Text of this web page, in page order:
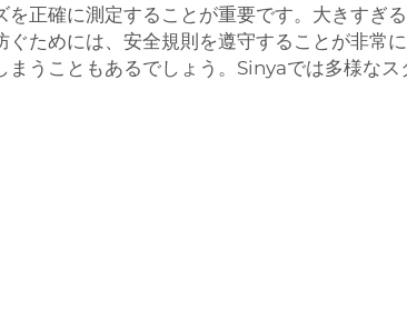
正確に測定することが重要です。大きすぎ
ためには、安全規則を遵守することが非常
うこともあるでしょう。Sinyaでは多様なス